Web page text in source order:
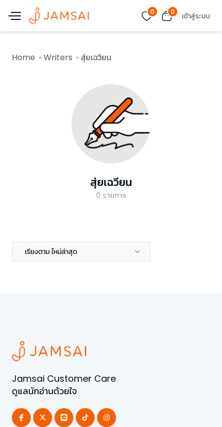
0 0 เข้าสู่ระบบ
Home Writers สุ่ยเฉวียน
สุ่ยเฉวียน
0 รายการ
เรียงตาม ใหม่ล่าสุด
Jamsai Customer Care
ดูแลนักอ่านด้วยใจ